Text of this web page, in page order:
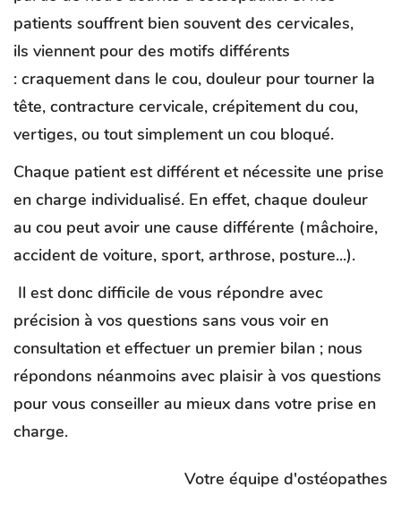
patients souffrent bien souvent des cervicales,
ils viennent pour des motifs différents
: craquement dans le cou, douleur pour tourner la
tête, contracture cervicale, crépitement du cou,
vertiges, ou tout simplement un cou bloqué.
Chaque patient est différent et nécessite une prise
en charge individualisé. En effet, chaque douleur
au cou peut avoir une cause différente (mâchoire,
accident de voiture, sport, arthrose, posture...).
Il est donc difficile de vous répondre avec
précision à vos questions sans vous voir en
consultation et effectuer un premier bilan ; nous
répondons néanmoins avec plaisir à vos questions
pour vous conseiller au mieux dans votre prise en
charge.
Votre équipe d'ostéopathes